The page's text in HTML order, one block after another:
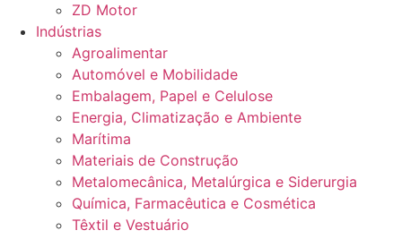
ZD Motor
Indústrias
Agroalimentar
Automóvel e Mobilidade
Embalagem, Papel e Celulose
Energia, Climatização e Ambiente
Marítima
Materiais de Construção
Metalomecânica, Metalúrgica e Siderurgia
Química, Farmacêutica e Cosmética
Têxtil e Vestuário